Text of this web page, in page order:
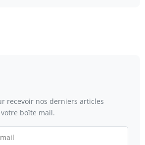
recevoir nos derniers articles
boîte mail.